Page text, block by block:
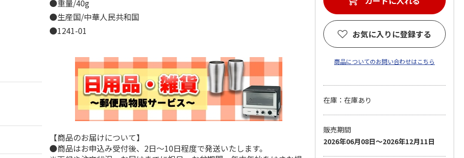
●重量/40g
●生産国/中華人民共和国
●1241-01
【商品のお届けについて】
●商品はお申込み受付後、2日～10日程度で発送いたします。
お気に入りに登録する
商品についてのお問い合わせはこちら
在庫：在庫あり
販売期間
2026年06月08日～2026年12月11日